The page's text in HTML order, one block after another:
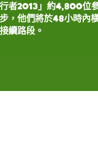
行者2013」約4,800位
，他們將於48小時內
續路段。
行者2013」今早起步，
先生(左)，及平等機
，今早親臨活動起點西
行者2013」今早起步，
Mr. Francesco M.
施毅行者籌委會主席
行者2013」今早起步，
）、平等機會委員會
毅行者籌委會主席陳智